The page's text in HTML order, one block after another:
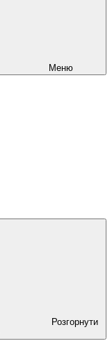
Меню
Розгорнути